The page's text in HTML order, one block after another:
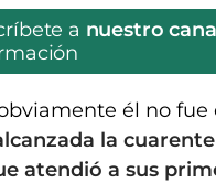
a nuestro
él no
la
atendió a sus